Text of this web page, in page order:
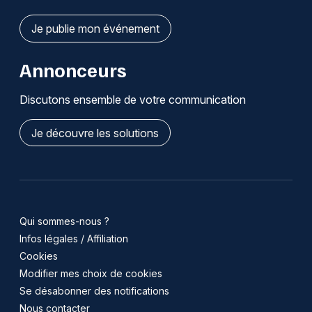
Je publie mon événement
Annonceurs
Discutons ensemble de votre communication
Je découvre les solutions
Qui sommes-nous ?
Infos légales / Affiliation
Cookies
Modifier mes choix de cookies
Se désabonner des notifications
Nous contacter